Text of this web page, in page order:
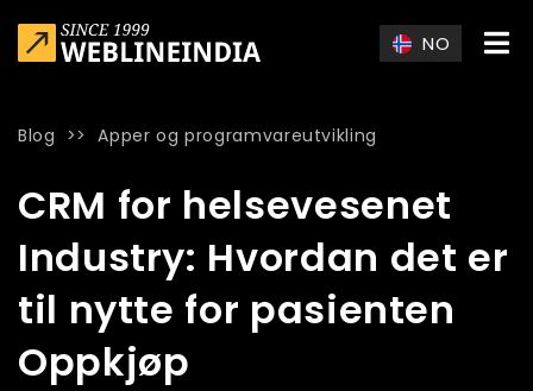
NO
Blog >>Apper og programvareutvikling
CRM for helsevesenet
Industry: Hvordan det er
til nytte for pasienten
Oppkjøp